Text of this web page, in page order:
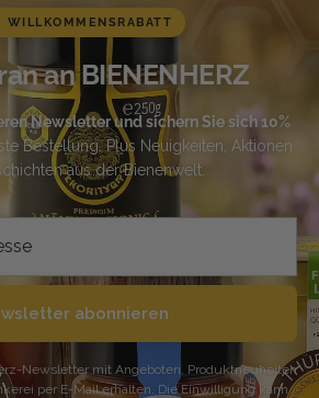
WILLKOMMENSRABATT
an BIENENHERZ
Newsletter und sichern Sie sich 10%
Bestellung. Plus Neuigkeiten, Aktionen
aus der Bienenwelt.
abonnieren
Newsletter mit Angeboten, Produktneuheiten
per E-Mail erhalten. Die Einwilligung kann